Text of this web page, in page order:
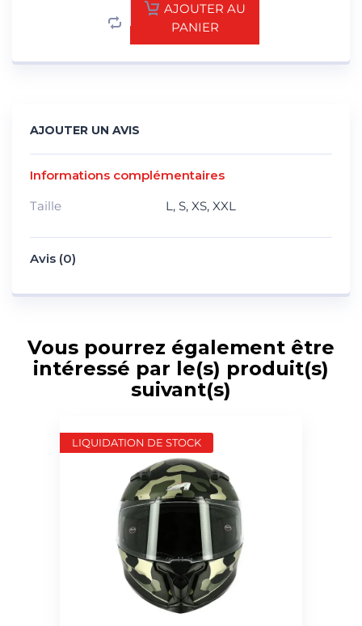
AJOUTER AU
PANIER
AJOUTER UN AVIS
Informations complémentaires
Taille
L,S,XS,XXL
Avis (0)
Vous pourrez également être
intéressé par le(s) produit(s)
suivant(s)
LIQUIDATION DE STOCK